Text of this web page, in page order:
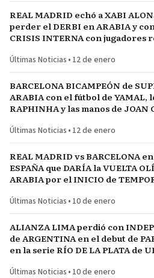
REAL MADRID echó a XABI
perder el DERBI en ARABIA y
CRISIS INTERNA con jugadores
Últimas Noticias • 12 de enero
BARCELONA BICAMPEÓN de
ARABIA con el fútbol de YAMAL,
RAPHINHA y las manos de JOAN
Últimas Noticias • 12 de enero
REAL MADRID vs BARCELONA
ESPAÑA que DARÍA la VUELTA
ARABIA por el INICIO de
Últimas Noticias • 10 de enero
ALIANZA LIMA perdió con
de ARGENTINA en el debut de
en la serie RÍO DE LA PLATA de
Últimas Noticias • 10 de enero